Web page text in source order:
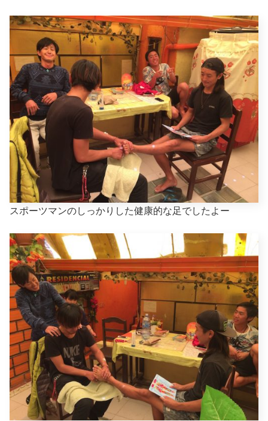
スポーツマンのしっかりした健康的な足でしたよー